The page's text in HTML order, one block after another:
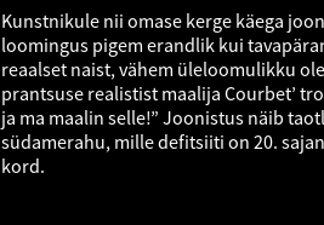
Kunstnikule nii omase kerge käega
loomingus pigem erandlik kui
reaalset naist, vähem üleloomulikku
prantsuse realistist maalija Courbet’
ja ma maalin selle!” Joonistus näib
südamerahu, mille defitsiiti on 20.
kord.